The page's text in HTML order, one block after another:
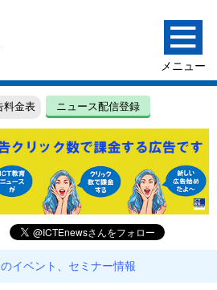
料金表 ニュース配信登録
イベント、セミナー情報